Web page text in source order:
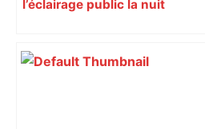
l’éclairage public la nuit